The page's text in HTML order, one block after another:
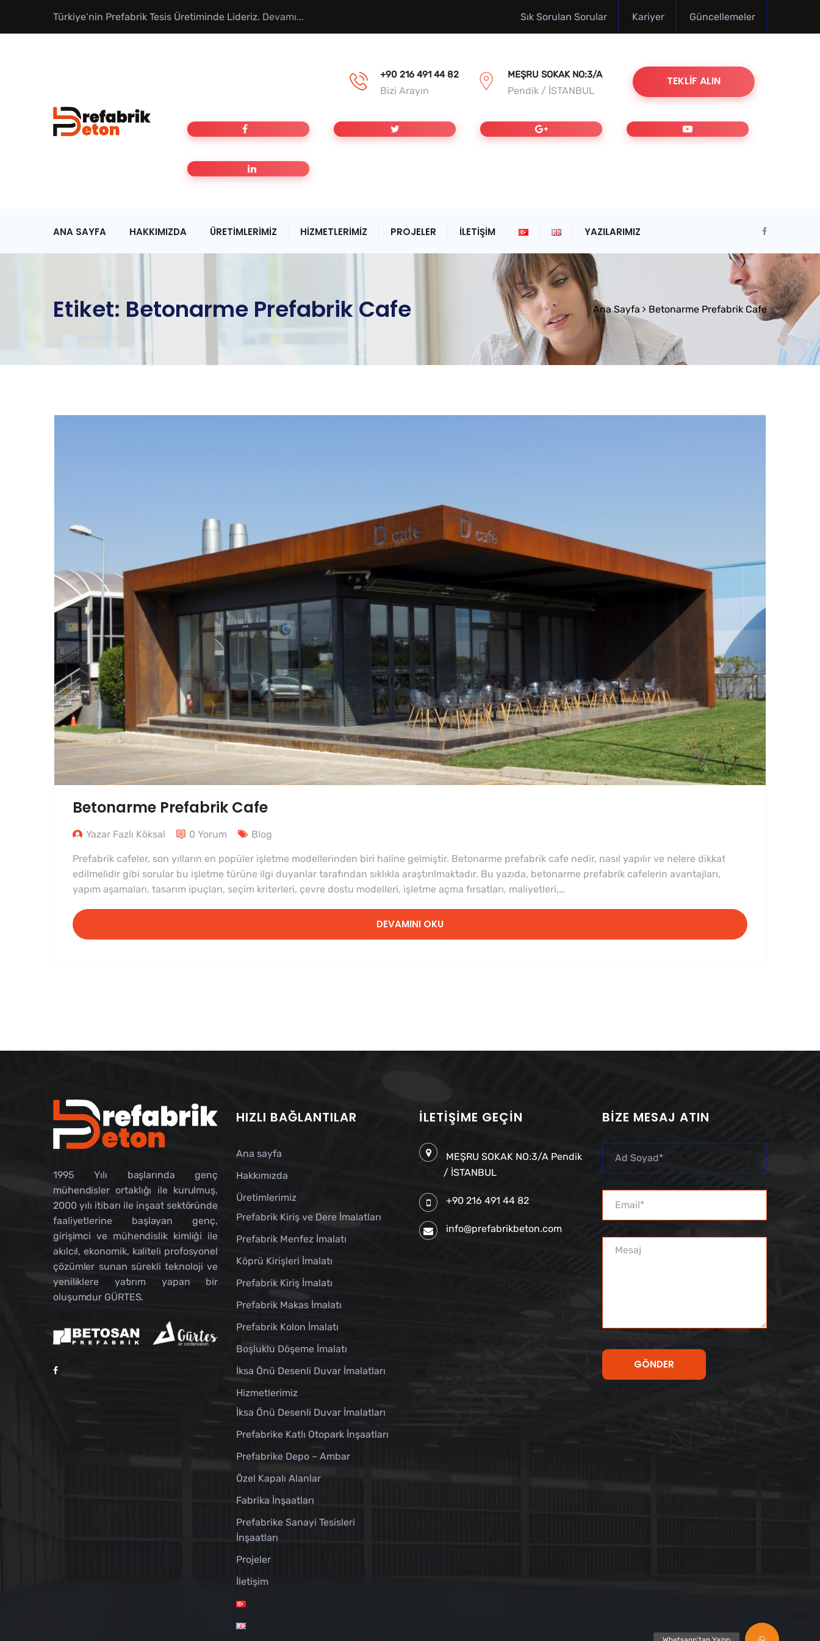
Türkiye’nin Prefabrik Tesis Üretiminde Lideriz. Devamı... Sık Sorulan Sorular Kariyer Güncellemeler
+90 216 491 44 82
Bizi Arayın
MEŞRU SOKAK NO:3/A
Pendik / İSTANBUL
TEKLIF ALIN
ANA SAYFA HAKKIMIZDA ÜRETIMLERIMIZ HIZMETLERIMIZ PROJELER İLETIŞIM YAZILARIMIZ
Etiket: Betonarme Prefabrik Cafe Ana Sayfa Betonarme Prefabrik Cafe
Betonarme Prefabrik Cafe
Yazar Fazlı Köksal 0 Yorum Blog
Prefabrik cafeler, son yılların en popüler işletme modellerinden biri haline gelmiştir. Betonarme prefabrik cafe nedir, nasıl yapılır ve nelere dikkat
edilmelidir gibi sorular bu işletme türüne ilgi duyanlar tarafından sıklıkla araştırılmaktadır. Bu yazıda, betonarme prefabrik cafelerin avantajları,
yapım aşamaları, tasarım ipuçları, seçim kriterleri, çevre dostu modelleri, işletme açma fırsatları, maliyetleri,…
DEVAMINI OKU
1995 Yılı başlarında genç
mühendisler ortaklığı ile kurulmuş,
2000 yılı itibarı ile inşaat sektöründe
faaliyetlerine başlayan genç,
girişimci ve mühendislik kimliği ile
akılcıl, ekonomik, kaliteli profosyonel
çözümler sunan sürekli teknoloji ve
yeniliklere yatırım yapan bir
oluşumdur GÜRTES.
HIZLI BAĞLANTILAR
Ana sayfa
Hakkımızda
Üretimlerimiz
Prefabrik Kiriş ve Dere İmalatları
Prefabrik Menfez İmalatı
Köprü Kirişleri İmalatı
Prefabrik Kiriş İmalatı
Prefabrik Makas İmalatı
Prefabrik Kolon İmalatı
Boşluklu Döşeme İmalatı
İksa Önü Desenli Duvar İmalatları
Hizmetlerimiz
İksa Önü Desenli Duvar İmalatları
Prefabrike Katlı Otopark İnşaatları
Prefabrike Depo – Ambar
Özel Kapalı Alanlar
Fabrika İnşaatları
Prefabrike Sanayi Tesisleri
İnşaatları
Projeler
İletişim
İLETIŞIME GEÇIN
MEŞRU SOKAK NO:3/A Pendik
/ İSTANBUL
+90 216 491 44 82
info@prefabrikbeton.com
BIZE MESAJ ATIN